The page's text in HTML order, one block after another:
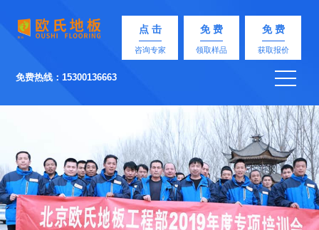
点 击
咨询专家
免 费
领取样品
免 费
获取报价
免费热线：15300136663